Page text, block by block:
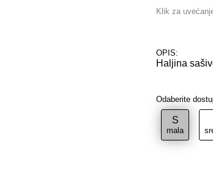
Klik za
OPIS:
Haljina
Odaberite
S
mala